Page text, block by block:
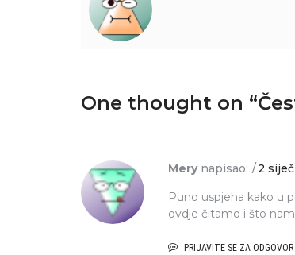
One thought on “
Mery napisao:
2
Puno uspjeha kako u
ovdje čitamo i što
PRIJAVITE SE ZA ODGOVOR